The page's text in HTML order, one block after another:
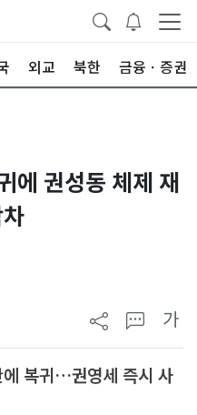
외교 북한 금융ㆍ증권
에 권성동 체제 재
가
복귀…권영세 즉시 사